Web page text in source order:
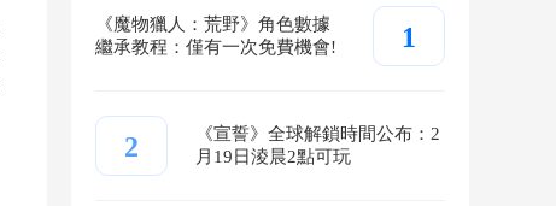
1
《魔物獵人：荒野》角色數據
繼承教程：僅有一次免費機會!
2
《宣誓》全球解鎖時間公布：2
月19日淩晨2點可玩